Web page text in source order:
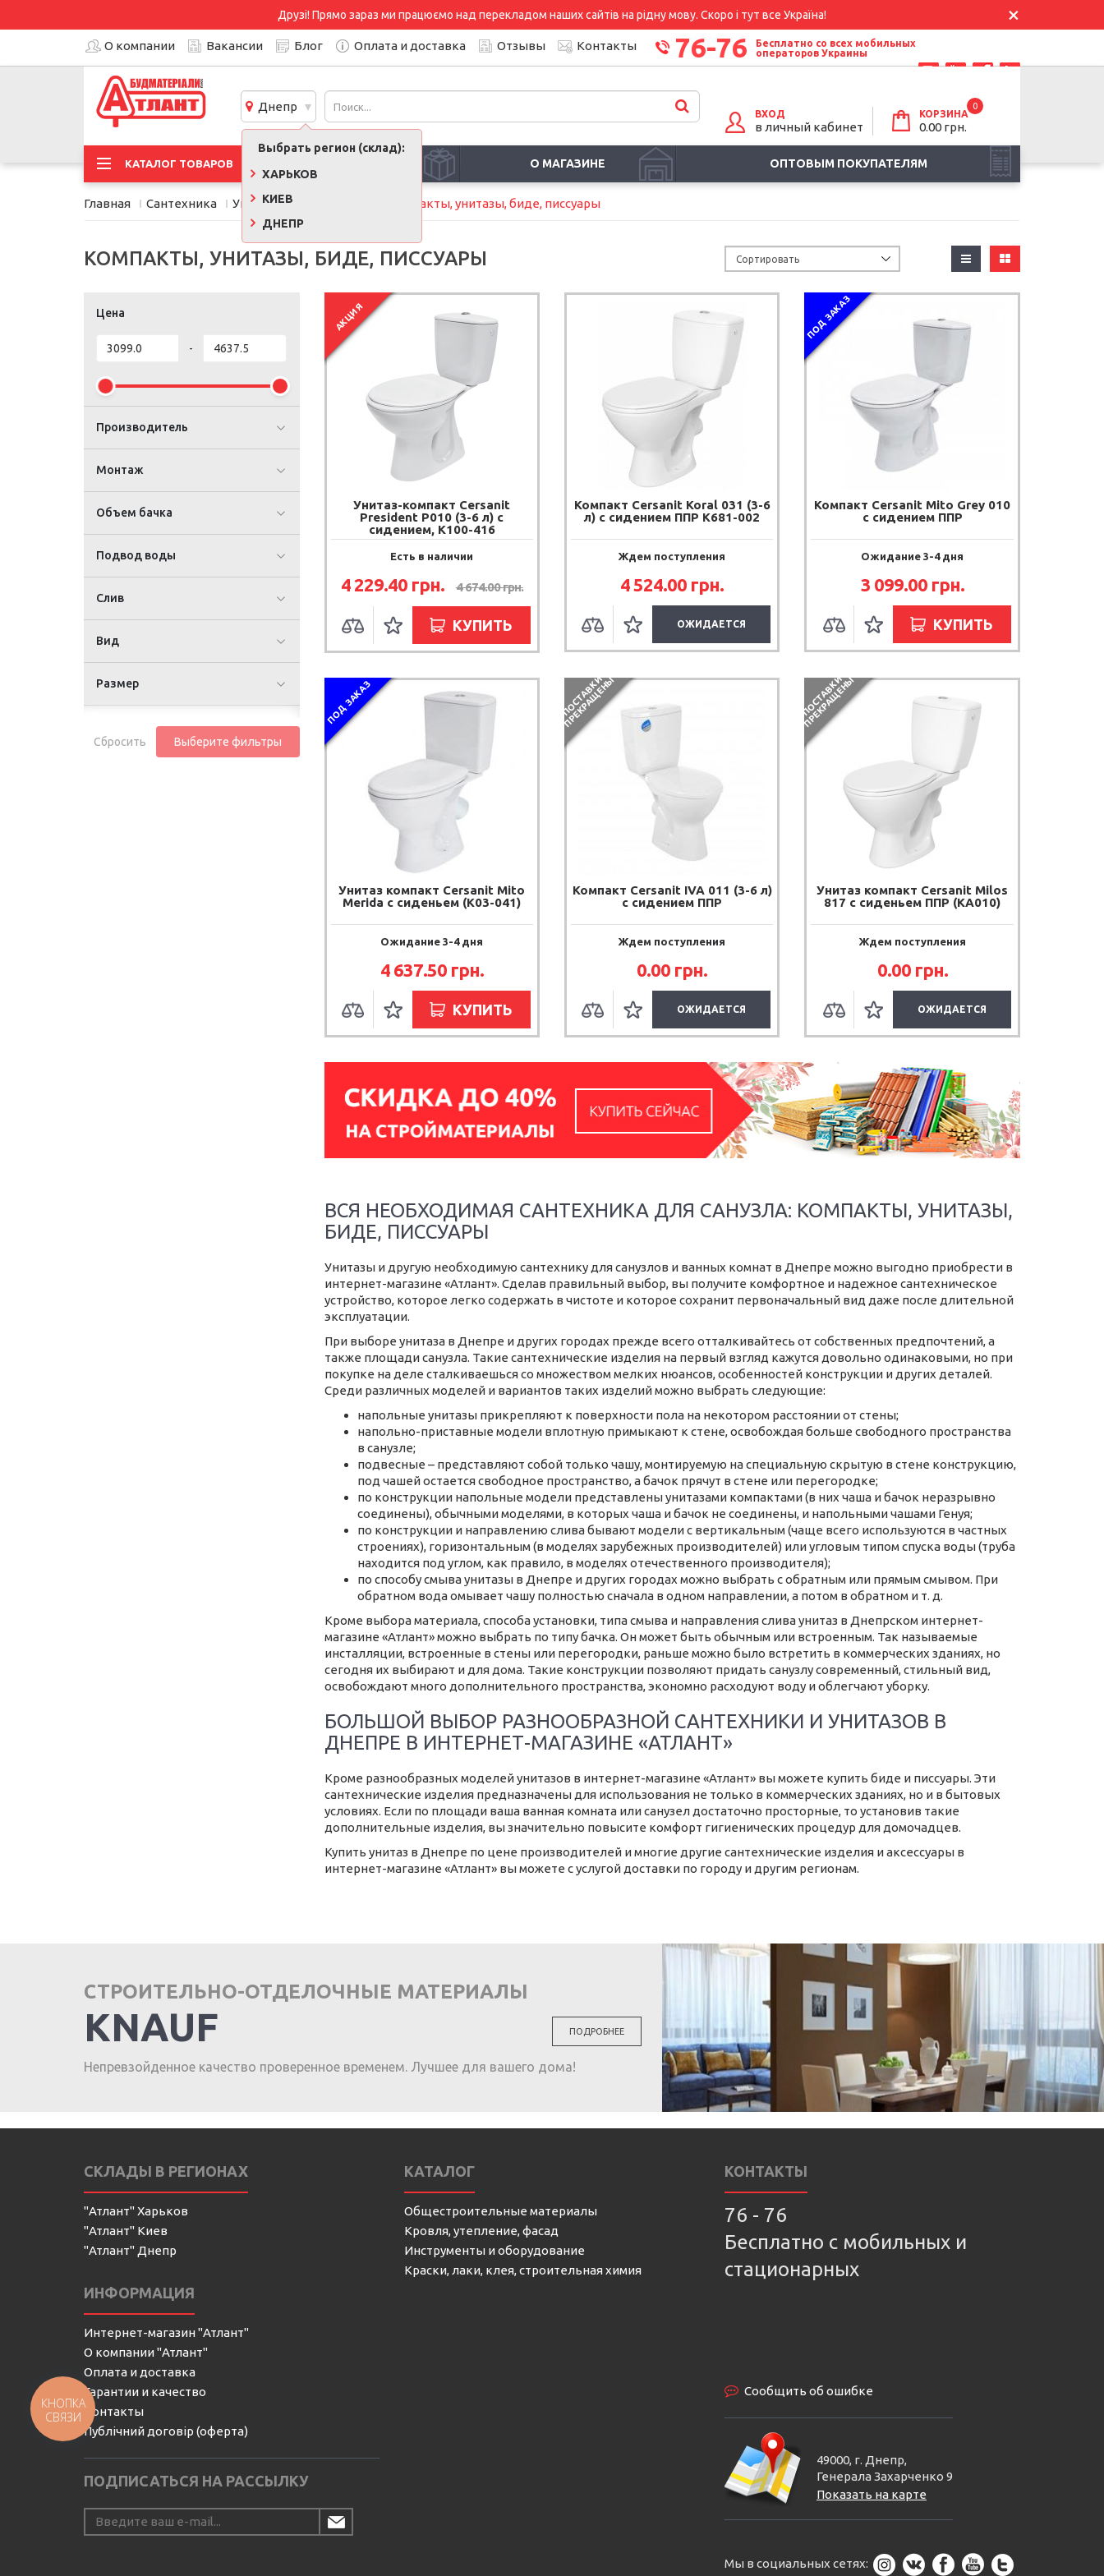
Друзі! Прямо зараз ми працюємо над перекладом наших сайтів на рідну мову. Скоро і тут все Україна!
О компании Вакансии Блог Оплата и доставка Отзывы Контакты 76-76
Бесплатно со всех мобильных
операторов Украины
Днепр
Выбрать регион (склад):
ХАРЬКОВ
КИЕВ
ДНЕПР
ВХОД
в личный кабинет
КОРЗИНА
0
0.00 грн.
КАТАЛОГ ТОВАРОВ О МАГАЗИНЕ ОПТОВЫМ ПОКУПАТЕЛЯМ
Главная Сантехника Унитазы и инсталляция Компакты, унитазы, биде, писсуары
КОМПАКТЫ, УНИТАЗЫ, БИДЕ, ПИССУАРЫ
Цена
-
Производитель
Монтаж
Объем бачка
Подвод воды
Слив
Вид
Размер
Сбросить Выберите фильтры
АКЦИЯ
Унитаз-компакт Cersanit
President P010 (3-6 л) с
сидением, K100-416
Есть в наличии
4 229.40грн. 4 674.00грн.
КУПИТЬ
Компакт Cersanit Koral 031 (3-6
л) с сидением ППР K681-002
Ждем поступления
4 524.00 грн.
ОЖИДАЕТСЯ
ПОД ЗАКАЗ
Компакт Cersanit Mito Grey 010
с сидением ППР
Ожидание 3-4 дня
3 099.00грн.
КУПИТЬ
ПОД ЗАКАЗ
Унитаз компакт Cersanit Mito
Merida с сиденьем (K03-041)
Ожидание 3-4 дня
4 637.50грн.
КУПИТЬ
П
О
С
Т
А
В
К
И
П
Р
Е
К
Р
А
Щ
Е
Н
Ы
Компакт Cersanit IVA 011 (3-6 л)
с сидением ППР
Ждем поступления
0.00 грн.
ОЖИДАЕТСЯ
П
О
С
Т
А
В
К
И
П
Р
Е
К
Р
А
Щ
Е
Н
Ы
Унитаз компакт Cersanit Milos
817 с сиденьем ППР (KA010)
Ждем поступления
0.00грн.
ОЖИДАЕТСЯ
ВСЯ НЕОБХОДИМАЯ САНТЕХНИКА ДЛЯ САНУЗЛА: КОМПАКТЫ, УНИТАЗЫ,
БИДЕ, ПИССУАРЫ
Унитазы и другую необходимую сантехнику для санузлов и ванных комнат в Днепре можно выгодно приобрести в
интернет-магазине «Атлант». Сделав правильный выбор, вы получите комфортное и надежное сантехническое
устройство, которое легко содержать в чистоте и которое сохранит первоначальный вид даже после длительной
эксплуатации.
При выборе унитаза в Днепре и других городах прежде всего отталкивайтесь от собственных предпочтений, а
также площади санузла. Такие сантехнические изделия на первый взгляд кажутся довольно одинаковыми, но при
покупке на деле сталкиваешься со множеством мелких нюансов, особенностей конструкции и других деталей.
Среди различных моделей и вариантов таких изделий можно выбрать следующие:
напольные унитазы прикрепляют к поверхности пола на некотором расстоянии от стены;
напольно-приставные модели вплотную примыкают к стене, освобождая больше свободного пространства
в санузле;
подвесные – представляют собой только чашу, монтируемую на специальную скрытую в стене конструкцию,
под чашей остается свободное пространство, а бачок прячут в стене или перегородке;
по конструкции напольные модели представлены унитазами компактами (в них чаша и бачок неразрывно
соединены), обычными моделями, в которых чаша и бачок не соединены, и напольными чашами Генуя;
по конструкции и направлению слива бывают модели с вертикальным (чаще всего используются в частных
строениях), горизонтальным (в моделях зарубежных производителей) или угловым типом спуска воды (труба
находится под углом, как правило, в моделях отечественного производителя);
по способу смыва унитазы в Днепре и других городах можно выбрать с обратным или прямым смывом. При
обратном вода омывает чашу полностью сначала в одном направлении, а потом в обратном и т. д.
Кроме выбора материала, способа установки, типа смыва и направления слива унитаз в Днепрском интернет-
магазине «Атлант» можно выбрать по типу бачка. Он может быть обычным или встроенным. Так называемые
инсталляции, встроенные в стены или перегородки, раньше можно было встретить в коммерческих зданиях, но
сегодня их выбирают и для дома. Такие конструкции позволяют придать санузлу современный, стильный вид,
освобождают много дополнительного пространства, экономно расходуют воду и облегчают уборку.
БОЛЬШОЙ ВЫБОР РАЗНООБРАЗНОЙ САНТЕХНИКИ И УНИТАЗОВ В
ДНЕПРЕ В ИНТЕРНЕТ-МАГАЗИНЕ «АТЛАНТ»
Кроме разнообразных моделей унитазов в интернет-магазине «Атлант» вы можете купить биде и писсуары. Эти
сантехнические изделия предназначены для использования не только в коммерческих зданиях, но и в бытовых
условиях. Если по площади ваша ванная комната или санузел достаточно просторные, то установив такие
дополнительные изделия, вы значительно повысите комфорт гигиенических процедур для домочадцев.
Купить унитаз в Днепре по цене производителей и многие другие сантехнические изделия и аксессуары в
интернет-магазине «Атлант» вы можете с услугой доставки по городу и другим регионам.
СТРОИТЕЛЬНО-ОТДЕЛОЧНЫЕ МАТЕРИАЛЫ
KNAUF
Непревзойденное качество проверенное временем. Лучшее для вашего дома!
ПОДРОБНЕЕ
СКЛАДЫ В РЕГИОНАХ
"Атлант" Харьков
"Атлант" Киев
"Атлант" Днепр
ИНФОРМАЦИЯ
Интернет-магазин "Атлант"
О компании "Атлант"
Оплата и доставка
Гарантии и качество
Контакты
Публічний договір (оферта)
ПОДПИСАТЬСЯ НА РАССЫЛКУ
КАТАЛОГ
Общестроительные материалы
Кровля, утепление, фасад
Инструменты и оборудование
Краски, лаки, клея, строительная химия
КОНТАКТЫ
76 - 76
Бесплатно с мобильных и
стационарных
Сообщить об ошибке
49000, г. Днепр,
Генерала Захарченко 9
Показать на карте
Мы в социальных сетях:
КНОПКА
СВЯЗИ